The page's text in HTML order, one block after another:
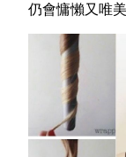
仍會慵懶又唯